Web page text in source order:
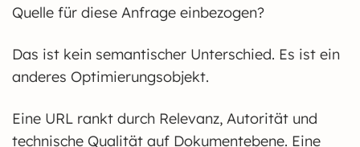
Quelle für diese Anfrage einbezogen?
Das ist kein semantischer Unterschied. Es ist ein
anderes Optimierungsobjekt.
Eine URL rankt durch Relevanz, Autorität und
technische Qualität auf Dokumentebene. Eine